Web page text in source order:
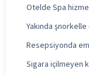
Otelde Spa
Yakında şnorkelle
Resepsiyonda
Sigara içilmeyen